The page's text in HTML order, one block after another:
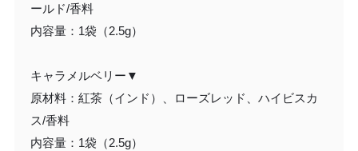
ールド/香料
内容量：1袋（2.5g）
キャラメルベリー▼
原材料：紅茶（インド）、ローズレッド、ハイビスカ
ス/香料
内容量：1袋（2.5g）